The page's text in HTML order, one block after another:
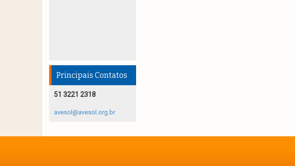
Principais Contatos
51 3221 2318
avesol@avesol.org.br